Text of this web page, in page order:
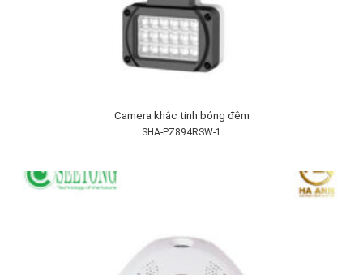
Camera khắc tinh bóng đêm
SHA-PZ894RSW-1